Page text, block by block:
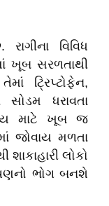
વિવિધ
ખૂબ સરળતાથી
ટ્રિપ્ટોફેન,
ધરાવતા
માટે ખૂબ જ
જોવાય મળતા
લોકો
ભોગ બનશે